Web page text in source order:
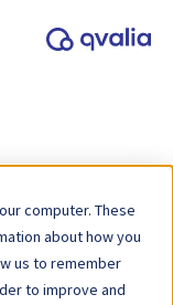
computer. These
about how you
us to remember
to improve and